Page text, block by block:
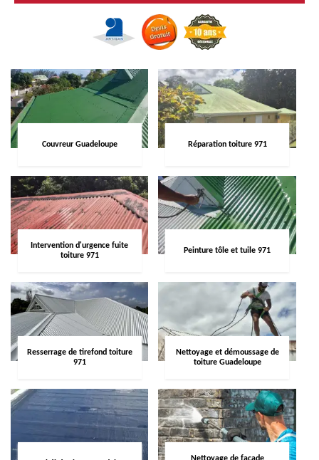
Couvreur Guadeloupe Réparation toiture 971
Intervention d'urgence fuite
toiture 971
Peinture tôle et tuile 971
Resserrage de tirefond toiture
971
Nettoyage et démoussage de
toiture Guadeloupe